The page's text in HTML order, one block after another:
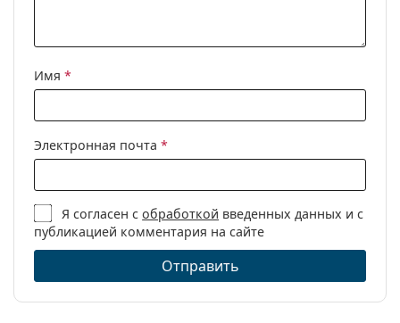
Имя *
Электронная почта *
Я согласен собработкой введенных данных и с
публикацией комментария на сайте
Отправить